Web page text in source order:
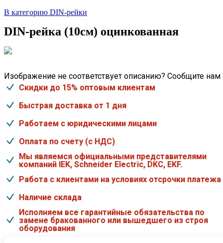
В категорию DIN-рейки
DIN-рейка (10см) оцинкованная
Изображение не соответствует описанию? Сообщите нам
Скидки до 15% оптовым клиентам
Быстрая доставка от 1 дня
Работаем с юридическими лицами
Оплата по счету (с НДС)
Мы являемся официальными представителями
компаний IEK, Schneider Electric, DKC, EKF.
Работа с клиентами на условиях отсрочки платежа
Наличие склада
Исполняем все гарантийные обязательства по
замене бракованного или вышедшего из строя
оборудования